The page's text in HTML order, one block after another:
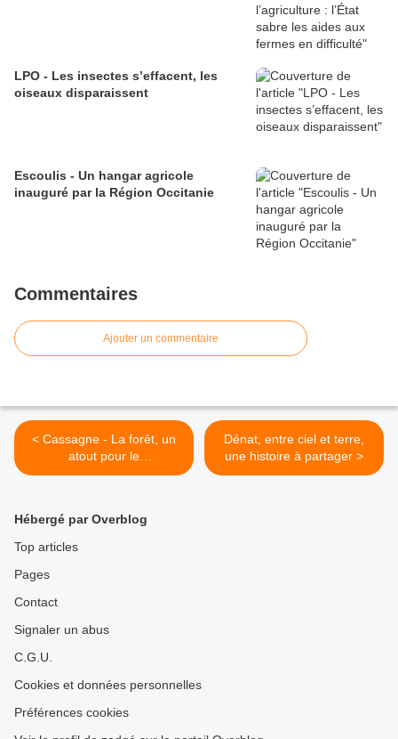
LPO - Les insectes s’effacent, les
oiseaux disparaissent
Escoulis - Un hangar agricole
inauguré par la Région Occitanie
Commentaires
Ajouter un commentaire
< Cassagne - La forêt, un
atout pour le
développement
Dénat, entre ciel et terre,
une histoire à partager >
Hébergé par Overblog
Top articles
Pages
Contact
Signaler un abus
C.G.U.
Cookies et données personnelles
Préférences cookies